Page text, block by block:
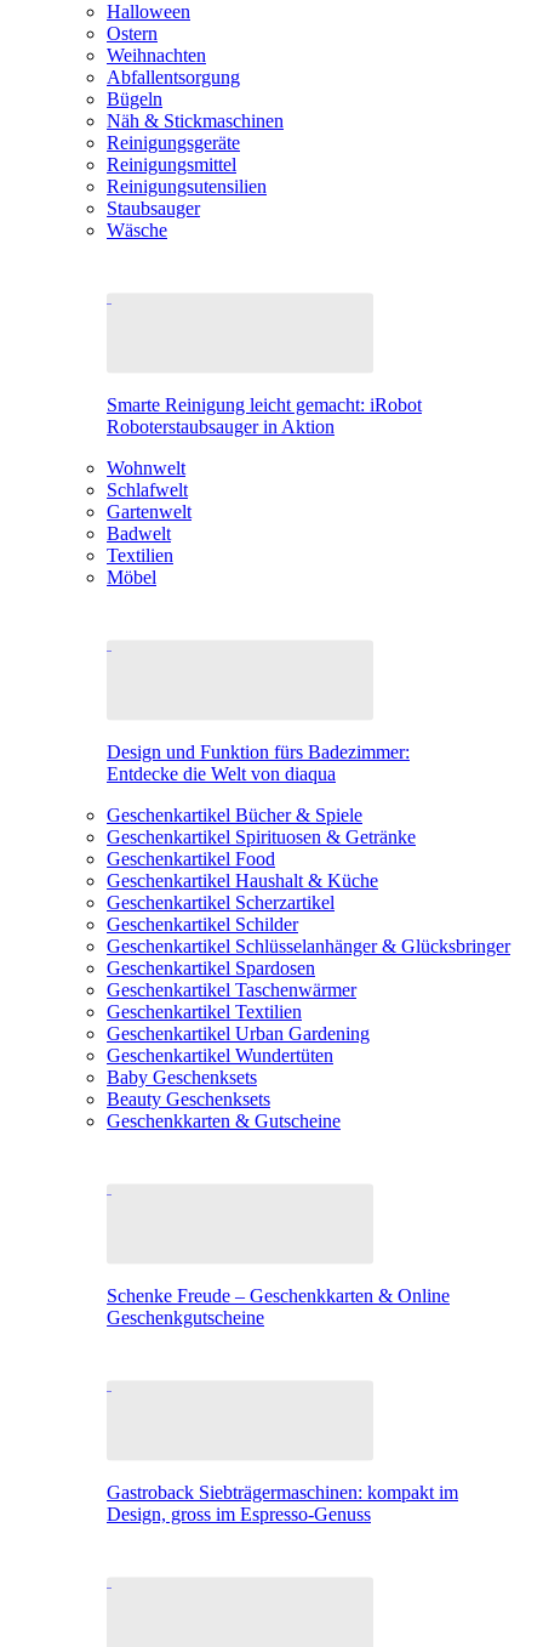
Halloween
Ostern
Weihnachten
Abfallentsorgung
Bügeln
Näh & Stickmaschinen
Reinigungsgeräte
Reinigungsmittel
Reinigungsutensilien
Staubsauger
Wäsche
Smarte Reinigung leicht gemacht: iRobot
Roboterstaubsauger in Aktion
Wohnwelt
Schlafwelt
Gartenwelt
Badwelt
Textilien
Möbel
Design und Funktion fürs Badezimmer:
Entdecke die Welt von diaqua
Geschenkartikel Bücher & Spiele
Geschenkartikel Spirituosen & Getränke
Geschenkartikel Food
Geschenkartikel Haushalt & Küche
Geschenkartikel Scherzartikel
Geschenkartikel Schilder
Geschenkartikel Schlüsselanhänger & Glücksbringer
Geschenkartikel Spardosen
Geschenkartikel Taschenwärmer
Geschenkartikel Textilien
Geschenkartikel Urban Gardening
Geschenkartikel Wundertüten
Baby Geschenksets
Beauty Geschenksets
Geschenkkarten & Gutscheine
Schenke Freude – Geschenkkarten & Online
Geschenkgutscheine
Gastroback Siebträgermaschinen: kompakt im
Design, gross im Espresso-Genuss